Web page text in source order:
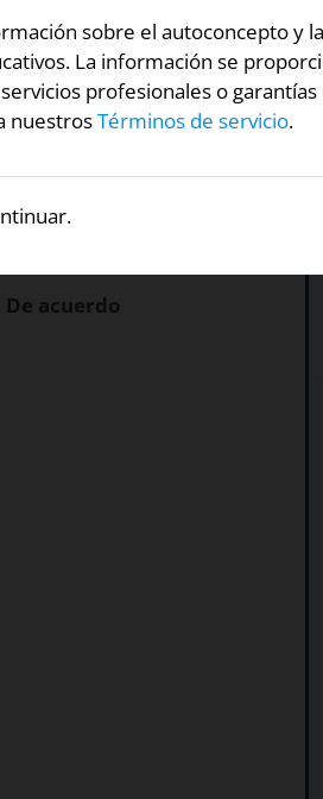
de las
te describe.
De acuerdo
sobre el autoconcepto y
La información se
profesionales o garantías
nuestrosTérminos de servicio.